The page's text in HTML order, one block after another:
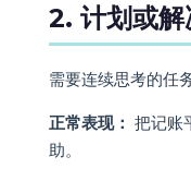
2. 计划或
需要连续思考的任
正常表现： 把记账
助。